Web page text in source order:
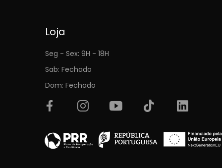
Loja
Seg - Sex: 9H - 18H
Sab: Fechado
Dom: Fechado